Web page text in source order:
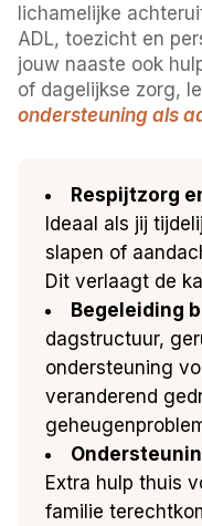
lichamelijke
ADL, toezicht en
jouw naaste ook
of dagelijkse zorg,
ondersteuning als
Respijtzorg
Ideaal als jij
slapen of
Dit verlaagt de
Begeleiding
dagstructuur,
ondersteuning
veranderend
Extra hulp thuis
familie